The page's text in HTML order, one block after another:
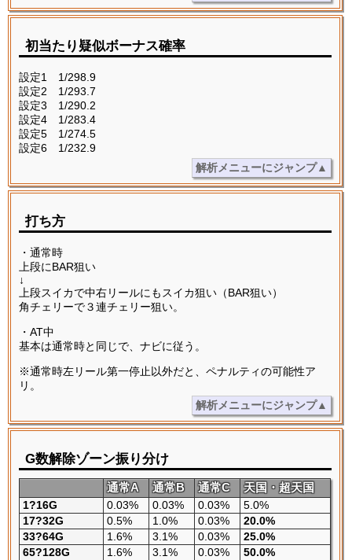
初当たり疑似ボーナス確率
設定1 1/298.9
設定2 1/293.7
設定3 1/290.2
設定4 1/283.4
設定5 1/274.5
設定6 1/232.9
解析メニューにジャンプ▲
打ち方
・通常時
上段にBAR狙い
↓
上段スイカで中右リールにもスイカ狙い（BAR狙い）
角チェリーで３連チェリー狙い。
・AT中
基本は通常時と同じで、ナビに従う。
※通常時左リール第一停止以外だと、ペナルティの可能性ア
リ。
解析メニューにジャンプ▲
G数解除ゾーン振り分け
通常A 通常B 通常C 天国・超天国
1?16G 0.03% 0.03% 0.03%
5.0%
17?32G
0.5% 1.0% 0.03%
20.0%
33?64G
1.6% 3.1% 0.03%
25.0%
65?128G
1.6% 3.1% 0.03% 50.0%